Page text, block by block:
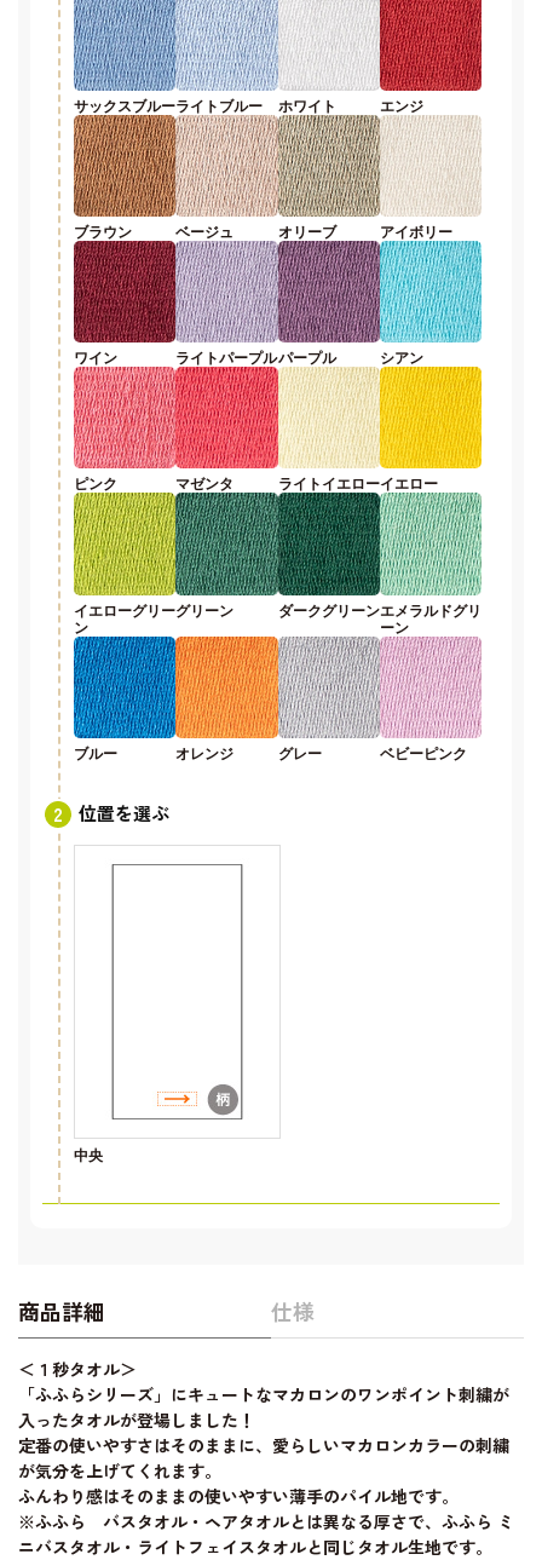
サックスブルーライトブルー ホワイト エンジ
ブラウン ベージュ オリーブ アイボリー
ワイン ライトパープルパープル シアン
ピンク マゼンタ ライトイエローイエロー
イエローグリー
ン
グリーン ダークグリーンエメラルドグリ
ーン
ブルー オレンジ グレー ベビーピンク
位置を選ぶ
中央
商品詳細 仕様
＜１秒タオル＞
「ふふらシリーズ」にキュートなマカロンのワンポイント刺繍が
入ったタオルが登場しました！
定番の使いやすさはそのままに、愛らしいマカロンカラーの刺繍
が気分を上げてくれます。
ふんわり感はそのままの使いやすい薄手のパイル地です。
※ふふら バスタオル・ヘアタオルとは異なる厚さで、ふふら ミ
ニバスタオル・ライトフェイスタオルと同じタオル生地です。